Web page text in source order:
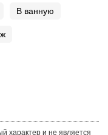
В ванную
характер и не является